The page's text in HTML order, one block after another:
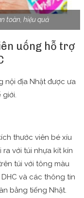
toàn, hiệu quả
uống hỗ trợ
nội địa Nhật được ưa
thước viên bé xíu
với túi nhựa kít kín
túi với tông màu
và các thông tin
bằng tiếng Nhật.